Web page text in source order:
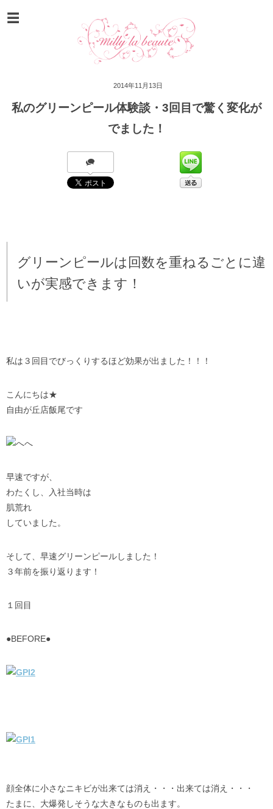
2014年11月13日
私のグリーンピール体験談・3回目で驚く変化が
でました！
グリーンピールは回数を重ねるごとに違
いが実感できます！
私は３回目でびっくりするほど効果が出ました！！！
こんにちは★
自由が丘店飯尾です
早速ですが、
わたくし、入社当時は
肌荒れ
していました。
そして、早速グリーンピールしました！
３年前を振り返ります！
１回目
●BEFORE●
顔全体に小さなニキビが出来ては消え・・・出来ては消え・・・
たまに、大爆発しそうな大きなものも出ます。